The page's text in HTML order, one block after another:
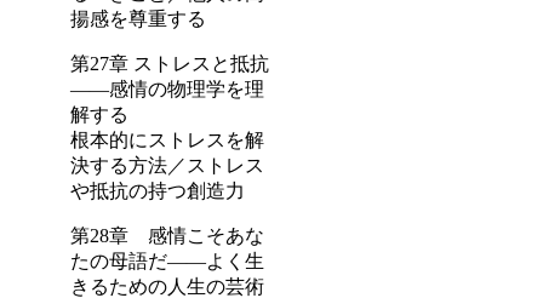
揚感を尊重する
第27章 ストレスと抵抗
――感情の物理学を理
解する
根本的にストレスを解
決する方法／ストレス
や抵抗の持つ創造力
第28章 感情こそあな
たの母語だ――よく生
きるための人生の芸術